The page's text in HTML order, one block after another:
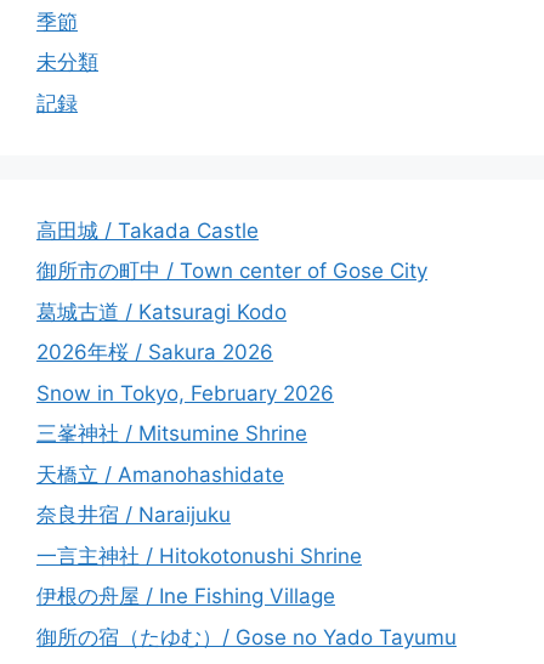
季節
未分類
記録
高田城 / Takada Castle
御所市の町中 / Town center of Gose City
葛城古道 / Katsuragi Kodo
2026年桜 / Sakura 2026
Snow in Tokyo, February 2026
三峯神社 / Mitsumine Shrine
天橋立 / Amanohashidate
奈良井宿 / Naraijuku
一言主神社 / Hitokotonushi Shrine
伊根の舟屋 / Ine Fishing Village
御所の宿（たゆむ）/ Gose no Yado Tayumu